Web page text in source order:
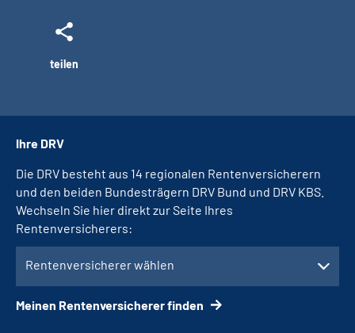
teilen
Ihre DRV
Die DRV besteht aus 14 regionalen Rentenversicherern
und den beiden Bundesträgern DRV Bund und DRV KBS.
Wechseln Sie hier direkt zur Seite Ihres
Rentenversicherers:
Rentenversicherer wählen
Meinen Rentenversicherer finden